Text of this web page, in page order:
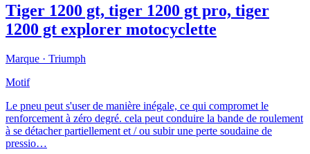
Tiger 1200 gt, tiger 1200 gt pro, tiger
1200 gt explorer motocyclette
Marque · Triumph
Motif
Le pneu peut s'user de manière inégale, ce qui compromet le
renforcement à zéro degré. cela peut conduire la bande de roulement
à se détacher partiellement et / ou subir une perte soudaine de
pressio…